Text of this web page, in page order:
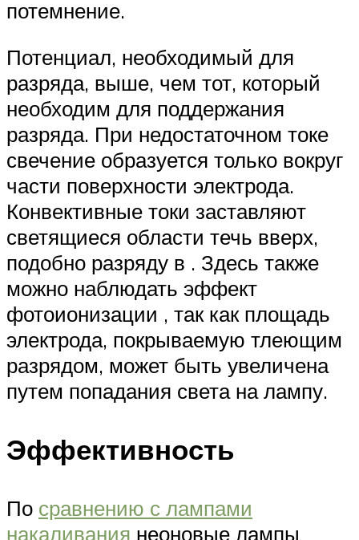
потемнение.
Потенциал, необходимый для
разряда, выше, чем тот, который
необходим для поддержания
разряда. При недостаточном токе
свечение образуется только вокруг
части поверхности электрода.
Конвективные токи заставляют
светящиеся области течь вверх,
подобно разряду в . Здесь также
можно наблюдать эффект
фотоионизации , так как площадь
электрода, покрываемую тлеющим
разрядом, может быть увеличена
путем попадания света на лампу.
Эффективность
По сравнению с лампами
накаливания неоновые лампы